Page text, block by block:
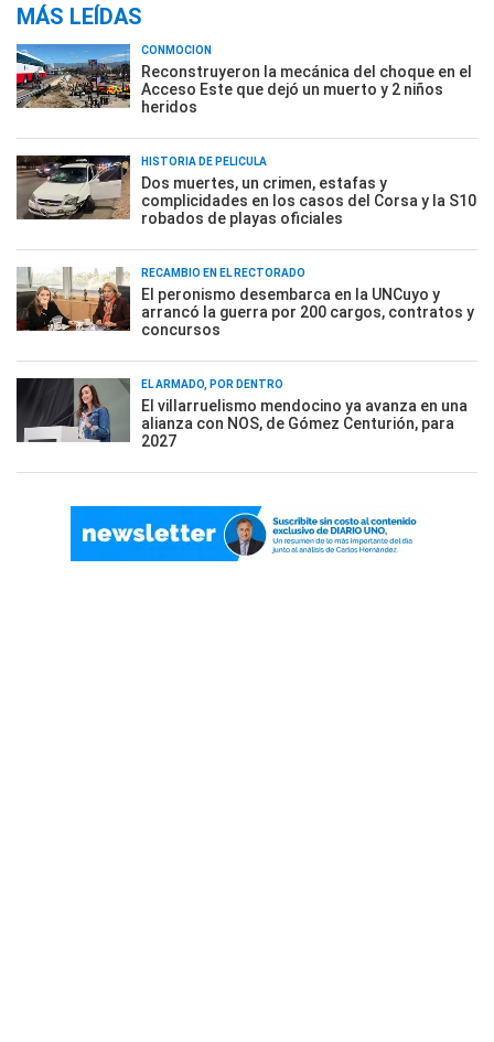
MÁS LEÍDAS
CONMOCIÓN
Reconstruyeron la mecánica del choque en el
Acceso Este que dejó un muerto y 2 niños
heridos
HISTORIA DE PELÍCULA
Dos muertes, un crimen, estafas y
complicidades en los casos del Corsa y la S10
robados de playas oficiales
RECAMBIO EN EL RECTORADO
El peronismo desembarca en la UNCuyo y
arrancó la guerra por 200 cargos, contratos y
concursos
EL ARMADO, POR DENTRO
El villarruelismo mendocino ya avanza en una
alianza con NOS, de Gómez Centurión, para
2027